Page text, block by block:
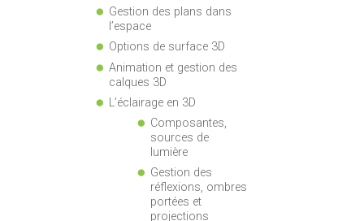
Gestion des plans dans
l’espace
Options de surface 3D
Animation et gestion des
calques 3D
L’éclairage en 3D
Composantes,
sources de
lumière
Gestion des
réflexions, ombres
portées et
projections